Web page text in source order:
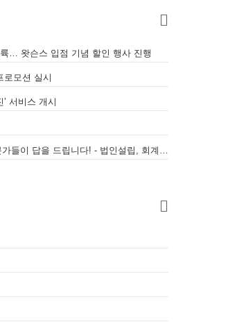
… 왓슨스 입점 기념 할인 행사 진행
로모션 실시
서비스 개시
WALL 복잡한 홍콩 세무 회계, 글로벌 스탠다드의 전문가들이 답을 드립니다! - 법인설립, 회계, 감사